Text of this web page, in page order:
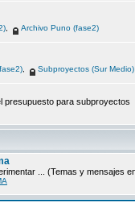
Archivo Puno (fase2)
Subproyectos (Sur
presupuesto para subproyectos
... (Temas y mensajes